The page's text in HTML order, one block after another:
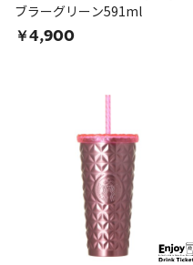
ブラーグリーン591ml
￥4,900